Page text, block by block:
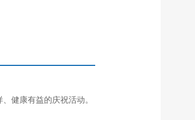
健康有益的庆祝活动。